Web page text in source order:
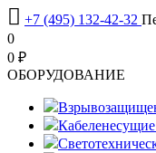
 +7 (495) 132-42-32
0
0 ₽
OБОРУДОВАНИЕ